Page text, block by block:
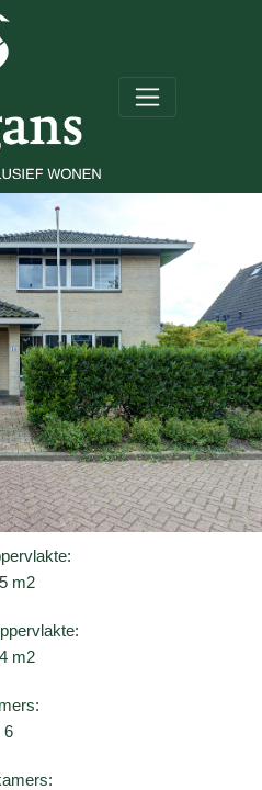
17
m2
m2
6